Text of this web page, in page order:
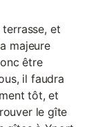
et
majeure
être
il faudra
tôt, et
le gîte